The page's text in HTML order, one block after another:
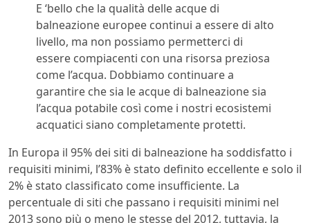
E ‘bello che la qualità delle acque di
balneazione europee continui a essere di alto
livello, ma non possiamo permetterci di
essere compiacenti con una risorsa preziosa
come l’acqua. Dobbiamo continuare a
garantire che sia le acque di balneazione sia
l’acqua potabile così come i nostri ecosistemi
acquatici siano completamente protetti.
In Europa il 95% dei siti di balneazione ha soddisfatto i
requisiti minimi, l’83% è stato definito eccellente e solo il
2% è stato classificato come insufficiente. La
percentuale di siti che passano i requisiti minimi nel
2013 sono più o meno le stesse del 2012, tuttavia, la